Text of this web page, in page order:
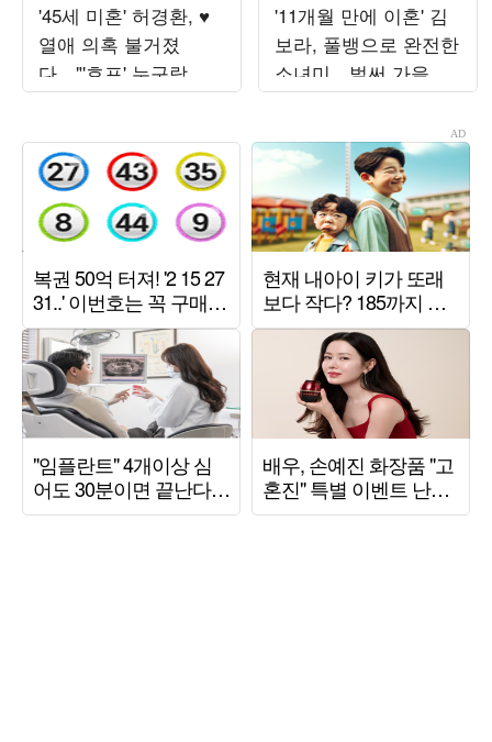
'45세 미혼' 허경환, ♥
열애 의혹 불거졌
다…"'호프' 누구랑 봤
는지 들은 게 있어" 추
'11개월 만에 이혼' 김
보라, 풀뱅으로 완전한
소녀미…벌써 가을 준
비 들어갔나